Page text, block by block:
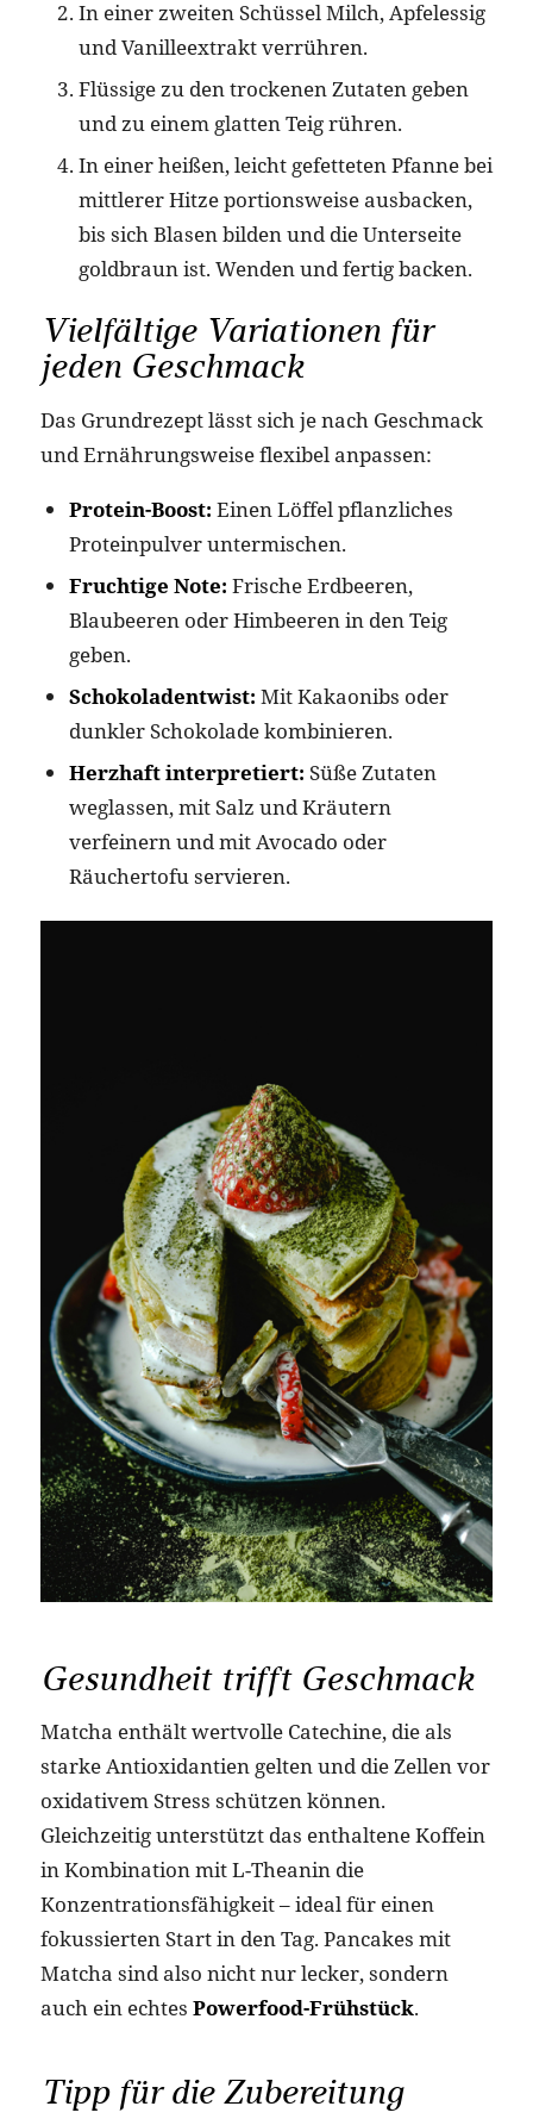
In einer zweiten Schüssel Milch, Apfelessig
und Vanilleextrakt verrühren.
Flüssige zu den trockenen Zutaten geben
und zu einem glatten Teig rühren.
In einer heißen, leicht gefetteten Pfanne bei
mittlerer Hitze portionsweise ausbacken,
bis sich Blasen bilden und die Unterseite
goldbraun ist. Wenden und fertig backen.
Vielfältige Variationen für
jeden Geschmack
Das Grundrezept lässt sich je nach Geschmack
und Ernährungsweise flexibel anpassen:
Protein-Boost: Einen Löffel pflanzliches
Proteinpulver untermischen.
Fruchtige Note: Frische Erdbeeren,
Blaubeeren oder Himbeeren in den Teig
geben.
Schokoladentwist: Mit Kakaonibs oder
dunkler Schokolade kombinieren.
Herzhaft interpretiert: Süße Zutaten
weglassen, mit Salz und Kräutern
verfeinern und mit Avocado oder
Räuchertofu servieren.
Gesundheit trifft Geschmack
Matcha enthält wertvolle Catechine, die als
starke Antioxidantien gelten und die Zellen vor
oxidativem Stress schützen können.
Gleichzeitig unterstützt das enthaltene Koffein
in Kombination mit L-Theanin die
Konzentrationsfähigkeit – ideal für einen
fokussierten Start in den Tag. Pancakes mit
Matcha sind also nicht nur lecker, sondern
auch ein echtes Powerfood-Frühstück.
Tipp für die Zubereitung